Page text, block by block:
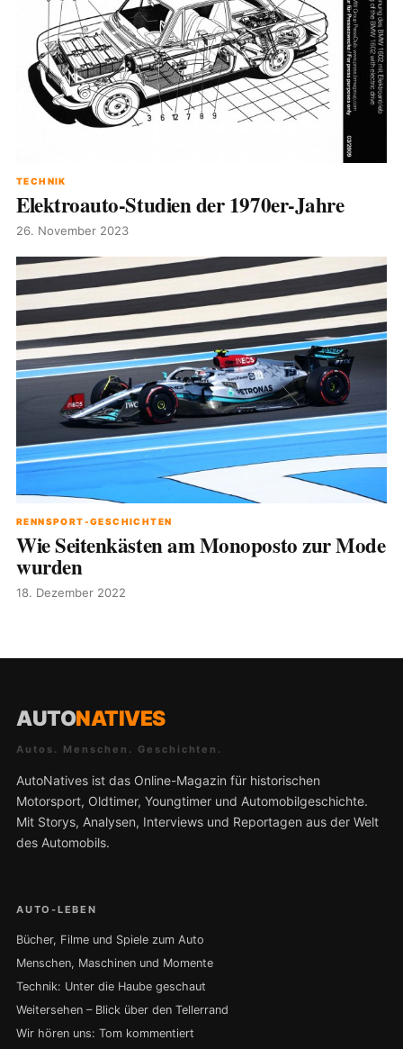
TECHNIK
Elektroauto-Studien der 1970er-Jahre
26. November 2023
RENNSPORT-GESCHICHTEN
Wie Seitenkästen am Monoposto zur Mode
wurden
18. Dezember 2022
AUTONATIVES
Autos. Menschen. Geschichten.
AutoNatives ist das Online-Magazin für historischen
Motorsport, Oldtimer, Youngtimer und Automobilgeschichte.
Mit Storys, Analysen, Interviews und Reportagen aus der Welt
des Automobils.
AUTO-LEBEN
Bücher, Filme und Spiele zum Auto
Menschen, Maschinen und Momente
Technik: Unter die Haube geschaut
Weitersehen – Blick über den Tellerrand
Wir hören uns: Tom kommentiert